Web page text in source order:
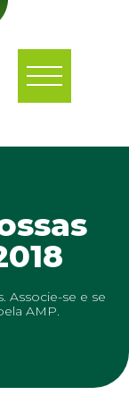
Associe-se e se
AMP.